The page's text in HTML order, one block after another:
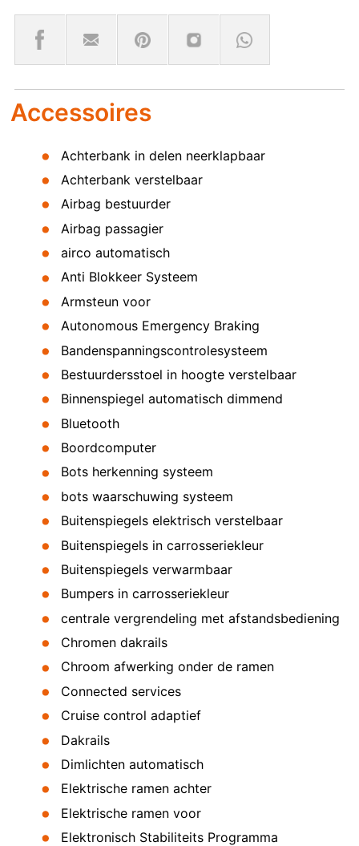
Accessoires
Achterbank in delen neerklapbaar
Achterbank verstelbaar
Airbag bestuurder
Airbag passagier
airco automatisch
Anti Blokkeer Systeem
Armsteun voor
Autonomous Emergency Braking
Bandenspanningscontrolesysteem
Bestuurdersstoel in hoogte verstelbaar
Binnenspiegel automatisch dimmend
Bluetooth
Boordcomputer
Bots herkenning systeem
bots waarschuwing systeem
Buitenspiegels elektrisch verstelbaar
Buitenspiegels in carrosseriekleur
Buitenspiegels verwarmbaar
Bumpers in carrosseriekleur
centrale vergrendeling met afstandsbediening
Chromen dakrails
Chroom afwerking onder de ramen
Connected services
Cruise control adaptief
Dakrails
Dimlichten automatisch
Elektrische ramen achter
Elektrische ramen voor
Elektronisch Stabiliteits Programma